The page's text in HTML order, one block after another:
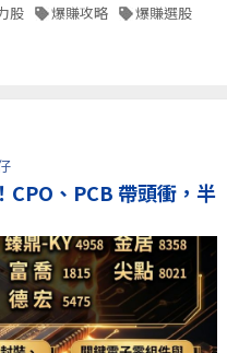
股 爆賺攻略 爆賺選股
CPO、PCB 帶頭衝，半